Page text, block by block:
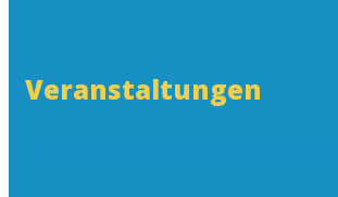
Veranstaltungen